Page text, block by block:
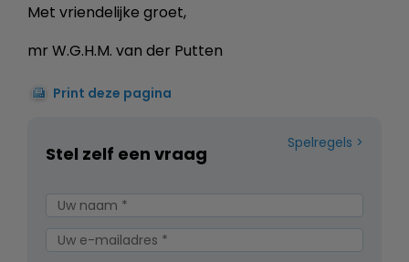
Met vriendelijke groet,
mr W.G.H.M. van der Putten
Print deze pagina
Spelregels
Stel zelf een vraag